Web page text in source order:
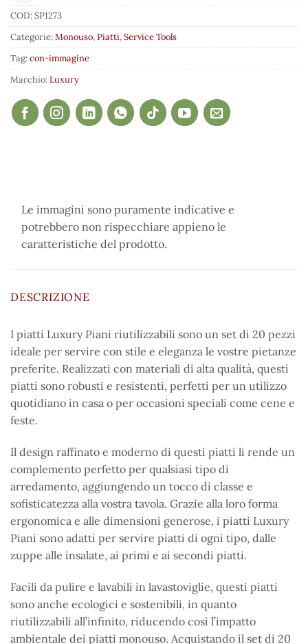
COD:SP1273
Categorie:Monouso,Piatti,Service Tools
Tag:con-immagine
Marchio:Luxury
Le immagini sono puramente indicative e
potrebbero non rispecchiare appieno le
caratteristiche del prodotto.
DESCRIZIONE
I piatti Luxury Piani riutilizzabili sono un set di 20 pezzi
ideale per servire con stile e eleganza le vostre pietanze
preferite. Realizzati con materiali di alta qualità, questi
piatti sono robusti e resistenti, perfetti per un utilizzo
quotidiano in casa o per occasioni speciali come cene e
feste.
Il design raffinato e moderno di questi piatti li rende un
complemento perfetto per qualsiasi tipo di
arredamento, aggiungendo un tocco di classe e
sofisticatezza alla vostra tavola. Grazie alla loro forma
ergonomica e alle dimensioni generose, i piatti Luxury
Piani sono adatti per servire piatti di ogni tipo, dalle
zuppe alle insalate, ai primi e ai secondi piatti.
Facili da pulire e lavabili in lavastoviglie, questi piatti
sono anche ecologici e sostenibili, in quanto
riutilizzabili all’infinito, riducendo così l’impatto
ambientale dei piatti monouso. Acquistando il set di 20